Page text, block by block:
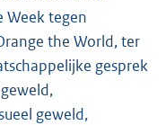
Week tegen
the World, ter
gesprek
geweld,